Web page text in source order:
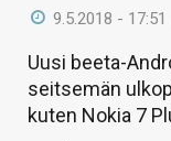
9.5.2018 - 17:51
Uusi beeta-
seitsemän
kuten Nokia 7